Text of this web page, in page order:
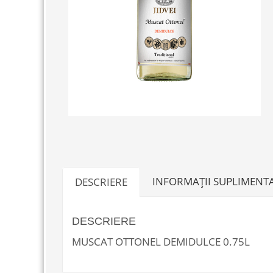
DESCRIERE INFORMAȚII
DESCRIERE
MUSCAT OTTONEL DEMIDULCE 0.75L